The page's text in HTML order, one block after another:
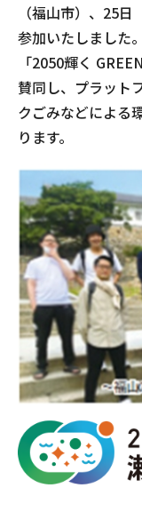
（福山市）、25
参加いたしました
「2050輝く
賛同し、プラット
クごみなどによる
ります。